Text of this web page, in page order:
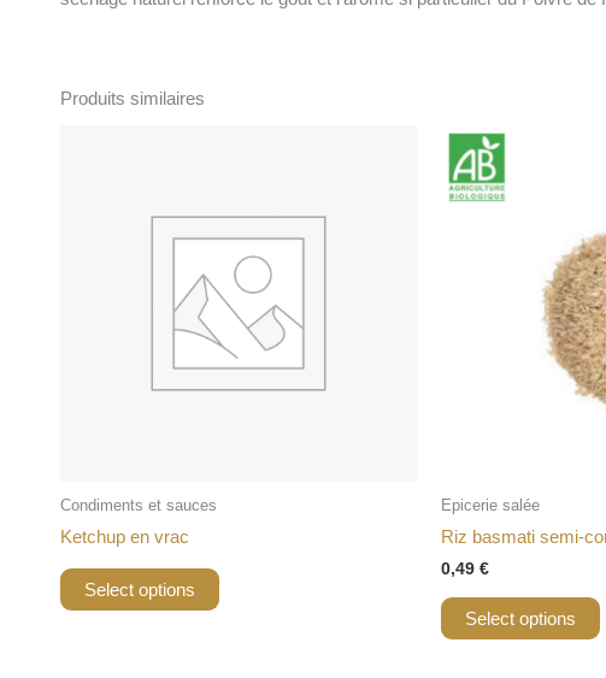
Produits similaires
Condiments et sauces
Ketchup en vrac
Select options
Epicerie salée
Riz basmati semi-
0,49 €
Select options